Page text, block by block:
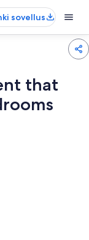
sovellus
that